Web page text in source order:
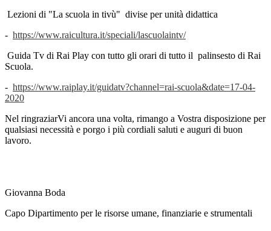
Lezioni di "La scuola in tivù" divise per unità didattica
- https://www.raicultura.it/speciali/lascuolaintv/
Guida Tv di Rai Play con tutto gli orari di tutto il palinsesto di Rai
Scuola.
- https://www.raiplay.it/guidatv?channel=rai-scuola&date=17-04-
2020
Nel ringraziarVi ancora una volta, rimango a Vostra disposizione per
qualsiasi necessità e porgo i più cordiali saluti e auguri di buon
lavoro.
Giovanna Boda
Capo Dipartimento per le risorse umane, finanziarie e strumentali